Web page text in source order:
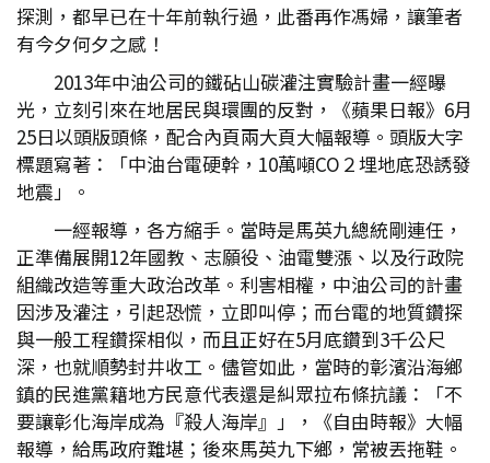
探測，都早已在十年前執行過，此番再作馮婦，讓筆者
有今夕何夕之感！
2013年中油公司的鐵砧山碳灌注實驗計畫一經曝
光，立刻引來在地居民與環團的反對，《蘋果日報》6月
25日以頭版頭條，配合內頁兩大頁大幅報導。頭版大字
標題寫著：「中油台電硬幹，10萬噸CO２埋地底恐誘發
地震」。
一經報導，各方縮手。當時是馬英九總統剛連任，
正準備展開12年國教、志願役、油電雙漲、以及行政院
組織改造等重大政治改革。利害相權，中油公司的計畫
因涉及灌注，引起恐慌，立即叫停；而台電的地質鑽探
與一般工程鑽探相似，而且正好在5月底鑽到3千公尺
深，也就順勢封井收工。儘管如此，當時的彰濱沿海鄉
鎮的民進黨籍地方民意代表還是糾眾拉布條抗議：「不
要讓彰化海岸成為『殺人海岸』」，《自由時報》大幅
報導，給馬政府難堪；後來馬英九下鄉，常被丟拖鞋。